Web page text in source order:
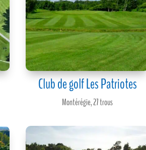
Club de golf Les Patriotes
Montérégie,27 trous